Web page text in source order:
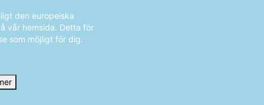
den europeiska
vår hemsida. Detta för
som möjligt för dig.